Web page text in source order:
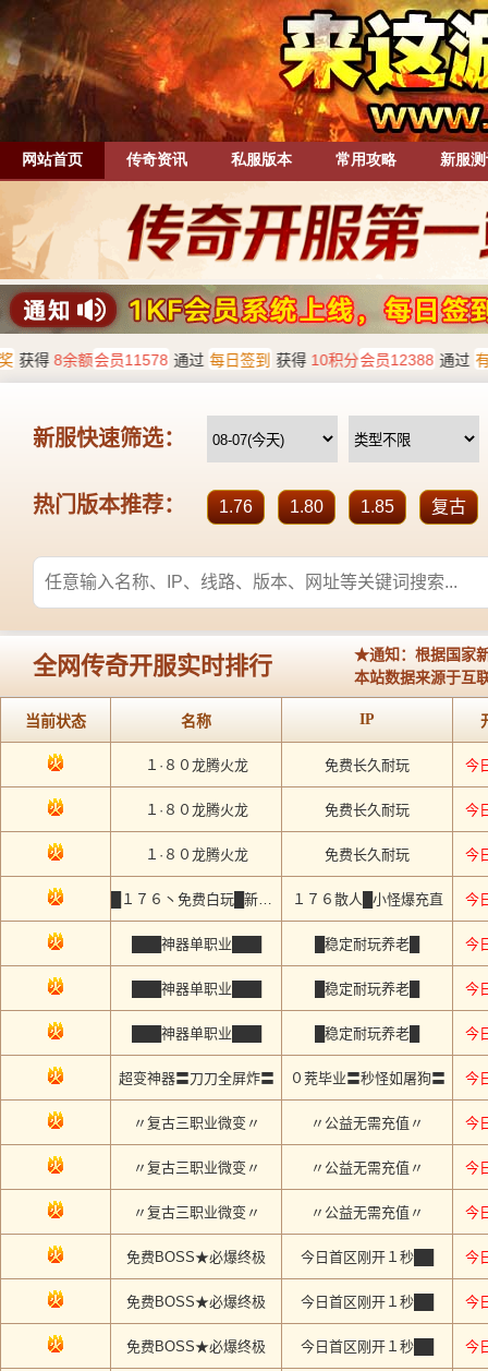
网站首页 传奇资讯 私服版本 常用攻略 新服